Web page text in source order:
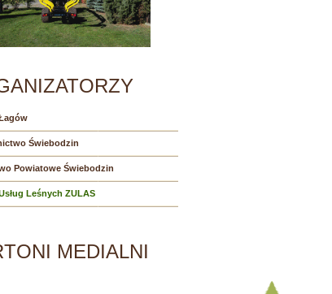
Świebodzin
Powiatowe Świebodzin
Leśnych ZULAS
MEDIALNI